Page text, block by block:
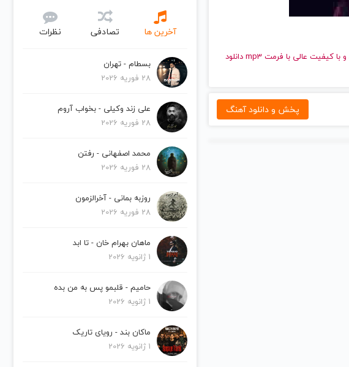
و قدیمی هالزی | Halsey را به راحتی و با سرعت بالا گوش دهید و با کیفیت عالی با فرمت mp3 دانلود
پخش و دانلود آهنگ
آخرین ها تصادفی نظرات
بسطام - تهران
28 فوریه 2026
علی زند وکیلی - بخواب آروم
28 فوریه 2026
محمد اصفهانی - رفتن
28 فوریه 2026
روزبه بمانی - آخرالزمون
28 فوریه 2026
ماهان بهرام خان - تا ابد
1 ژانویه 2026
حامیم - قلبمو پس به من بده
1 ژانویه 2026
ماکان بند - رویای تاریک
1 ژانویه 2026